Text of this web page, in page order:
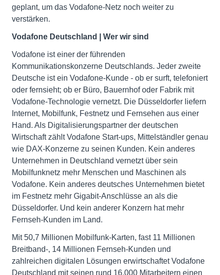
geplant, um das Vodafone-Netz noch weiter zu
verstärken.
Vodafone Deutschland | Wer wir sind
Vodafone ist einer der führenden
Kommunikationskonzerne Deutschlands. Jeder zweite
Deutsche ist ein Vodafone-Kunde - ob er surft, telefoniert
oder fernsieht; ob er Büro, Bauernhof oder Fabrik mit
Vodafone-Technologie vernetzt. Die Düsseldorfer liefern
Internet, Mobilfunk, Festnetz und Fernsehen aus einer
Hand. Als Digitalisierungspartner der deutschen
Wirtschaft zählt Vodafone Start-ups, Mittelständler genau
wie DAX-Konzerne zu seinen Kunden. Kein anderes
Unternehmen in Deutschland vernetzt über sein
Mobilfunknetz mehr Menschen und Maschinen als
Vodafone. Kein anderes deutsches Unternehmen bietet
im Festnetz mehr Gigabit-Anschlüsse an als die
Düsseldorfer. Und kein anderer Konzern hat mehr
Fernseh-Kunden im Land.
Mit 50,7 Millionen Mobilfunk-Karten, fast 11 Millionen
Breitband-, 14 Millionen Fernseh-Kunden und
zahlreichen digitalen Lösungen erwirtschaftet Vodafone
Deutschland mit seinen rund 16.000 Mitarbeitern einen